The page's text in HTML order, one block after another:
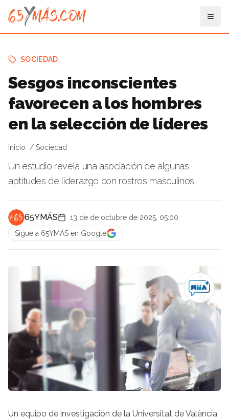
SOCIEDAD
Sesgos inconscientes
favorecen a los hombres
en la selección de líderes
Inicio Sociedad
Un estudio revela una asociación de algunas
aptitudes de liderazgo con rostros masculinos
65YMÁS
13 de de octubre de 2025, 05:00
Sigue a 65YMÁS en Google
Un equipo de investigación de la Universitat de València